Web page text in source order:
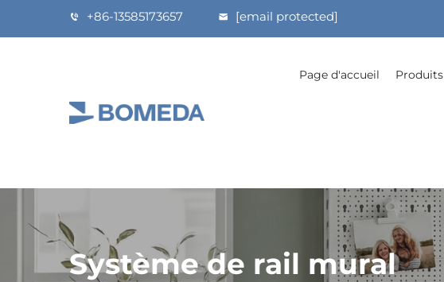
+86-13585173657 [email protected]
Page d'accueil Produits
Système de rail mural